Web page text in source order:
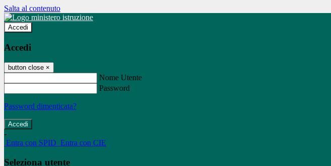
Salta al contenuto
Accedi
Accedi
button close ×
Nome Utente
Password
Password dimenticata?
-
Entra con SPID Entra con CIE
Seleziona utente